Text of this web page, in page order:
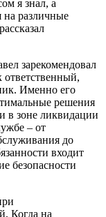
я знал, а
на различные
зарекомендовал
ответственный,
Именно его
решения
в зоне ликвидации
– от
до
входит
безопасности
Когда на